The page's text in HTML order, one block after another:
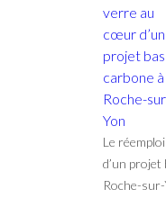
Le
d’un projet
Roche-